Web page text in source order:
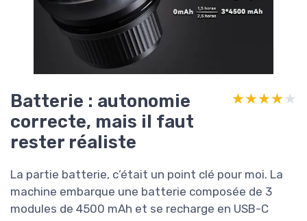
Batterie : autonomie
correcte, mais il faut
rester réaliste
★★★★★
★★★★★
La partie batterie, c’était un point clé pour moi. La
machine embarque une batterie composée de 3
modules de 4500 mAh et se recharge en USB-C